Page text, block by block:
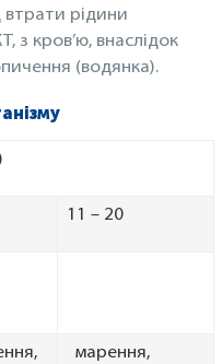
рідини
з кров’ю, внаслідок
(водянка).
11 – 20
марення,